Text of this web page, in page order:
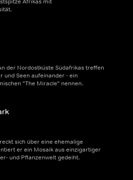
der Nordostküste Südafrikas treffen
und Seen aufeinander - ein
"The Miracle" nennen.
sich über eine ehemalige
er ein Mosaik aus einzigartiger
und Pflanzenwelt gedeiht.